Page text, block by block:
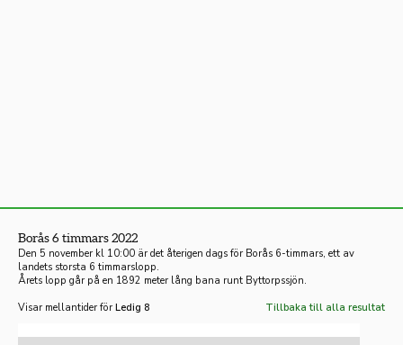
Borås 6 timmars 2022
Den 5 november kl 10:00 är det återigen dags för Borås 6-timmars, ett av
landets storsta 6 timmarslopp.
Årets lopp går på en 1892 meter lång bana runt Byttorpssjön.
Visar mellantider för Ledig 8 Tillbaka till alla resultat